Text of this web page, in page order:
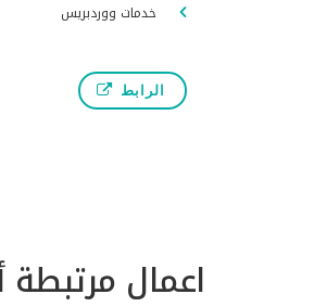
خدمات ووردبريس
الرابط
اعمال